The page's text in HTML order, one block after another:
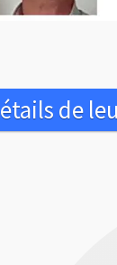
de